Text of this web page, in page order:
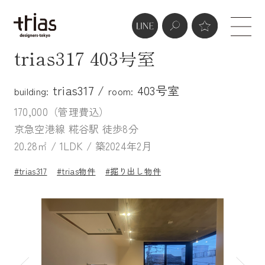
trias317 403号室
building: trias317 / room: 403号室
170,000（管理費込）
京急空港線 糀谷駅 徒歩8分
20.28㎡ / 1LDK / 築2024年2月
#trias317 #trias物件 #掘り出し物件